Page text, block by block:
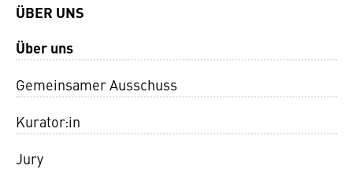
ÜBER UNS
Über uns
Gemeinsamer Ausschuss
Kurator:in
Jury